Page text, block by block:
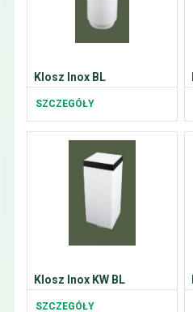
Klosz Inox BL
SZCZEGÓŁY
Klosz Inox KW BL
SZCZEGÓŁY